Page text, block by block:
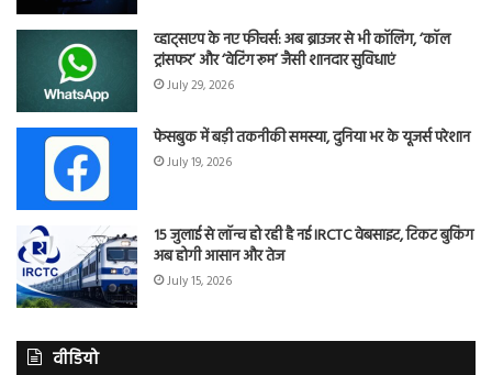
व्हाट्सएप के नए फीचर्स: अब ब्राउजर से भी कॉलिंग, ‘कॉल
ट्रांसफर’ और ‘वेटिंग रूम’ जैसी शानदार सुविधाएं
July 29, 2026
फेसबुक में बड़ी तकनीकी समस्या, दुनिया भर के यूजर्स परेशान
July 19, 2026
15 जुलाई से लॉन्च हो रही है नई IRCTC वेबसाइट, टिकट बुकिंग
अब होगी आसान और तेज
July 15, 2026
वीडियो